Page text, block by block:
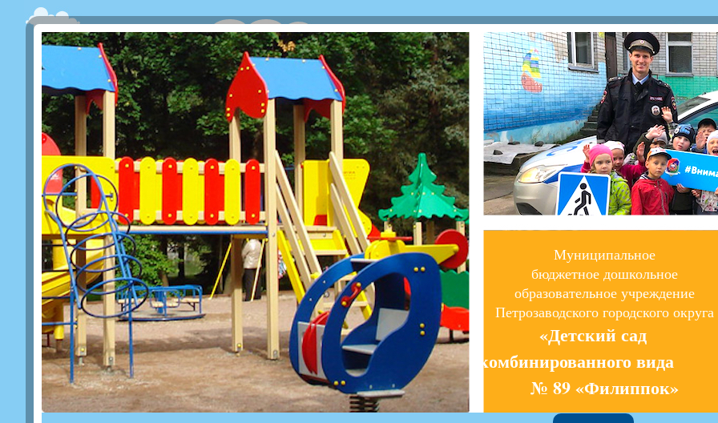
Муниципальное
бюджетное дошкольное
образовательное учреждение
Петрозаводского городского округа
«Детский сад
комбинированного вида
№ 89 «Филиппок»